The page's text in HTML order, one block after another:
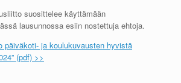
suosittelee käyttämään
lausunnossa esiin nostettuja ehtoja.
päiväkoti- ja koulukuvausten hyvistä
(pdf) >>